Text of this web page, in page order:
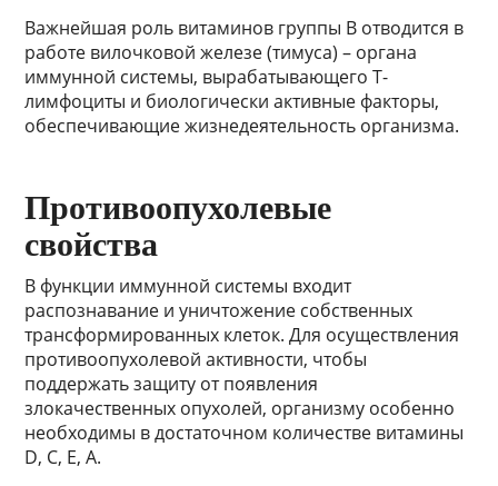
Важнейшая роль витаминов группы В отводится в
работе вилочковой железе (тимуса) – органа
иммунной системы, вырабатывающего Т-
лимфоциты и биологически активные факторы,
обеспечивающие жизнедеятельность организма.
Противоопухолевые
свойства
В функции иммунной системы входит
распознавание и уничтожение собственных
трансформированных клеток. Для осуществления
противоопухолевой активности, чтобы
поддержать защиту от появления
злокачественных опухолей, организму особенно
необходимы в достаточном количестве витамины
D, С, Е, А.